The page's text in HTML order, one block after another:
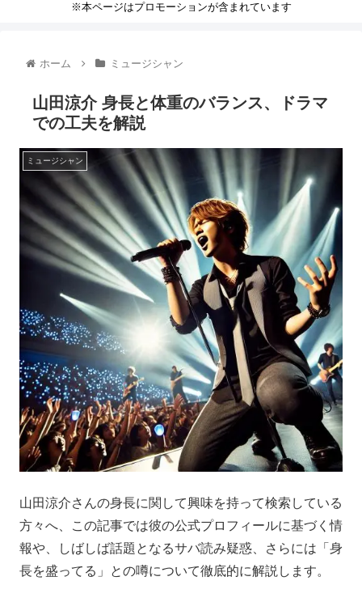
※本ページはプロモーションが含まれています
ホーム ミュージシャン
山田涼介 身長と体重のバランス、ドラマ
での工夫を解説
ミュージシャン
山田涼介さんの身長に関して興味を持って検索している
方々へ、この記事では彼の公式プロフィールに基づく情
報や、しばしば話題となるサバ読み疑惑、さらには「身
長を盛ってる」との噂について徹底的に解説します。